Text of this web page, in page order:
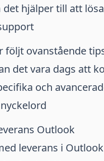
det hjälper till att
följt ovanstående
det vara dags att
och
Outlook
leverans i Outlook